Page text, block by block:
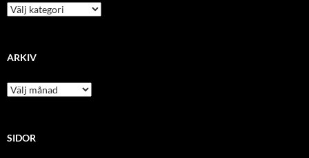
kategori
ARKIV
arkiv
SIDOR